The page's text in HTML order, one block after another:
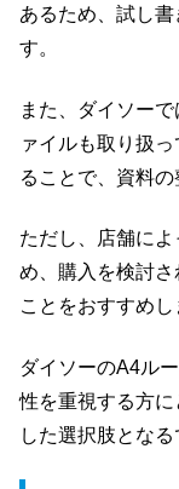
あるため、試し
す。
また、ダイソー
ァイルも取り扱
ることで、資料
ただし、店舗に
め、購入を検討
ことをおすすめし
ダイソーのA4ル
性を重視する方
した選択肢となる